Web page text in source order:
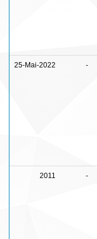
25-Mai-2022 -
2011 -